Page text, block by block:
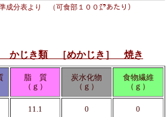
成分表より （可食部１００㌘あたり）
かじき類 ［めかじき］ 焼き
脂 質
（ｇ）
炭水化物
（ｇ）
食物繊維
（ｇ）
11.1 0 0